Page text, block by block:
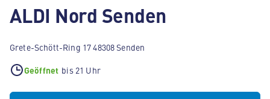
ALDI Nord Senden
Grete-Schött-Ring 17 48308 Senden
Geöffnet bis 21 Uhr